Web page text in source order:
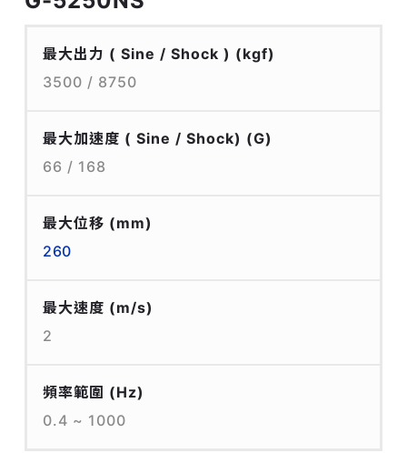
最大出力 ( Sine / Shock ) (kgf)
3500 / 8750
最大加速度 ( Sine / Shock) (G)
66 / 168
最大位移 (mm)
260
最大速度 (m/s)
2
頻率範圍 (Hz)
0.4 ~ 1000